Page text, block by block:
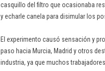
casquillo del filtro que ocasionaba
y echarle canela para disimular los
El experimento causó sensación y
paso hacia Murcia, Madrid y otros
industria, ya que muchos